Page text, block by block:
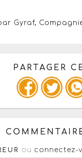
Gyraf,
PARTAGER
infos ci-dessous
ou connectez-